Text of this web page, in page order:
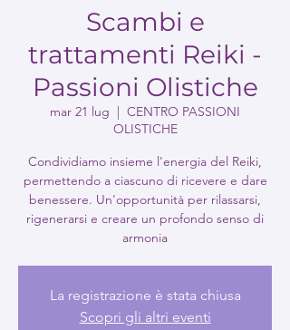
Scambi e
trattamenti Reiki -
Passioni Olistiche
mar 21 lug
  |
CENTRO PASSIONI
OLISTICHE
Condividiamo insieme l'energia del Reiki,
permettendo a ciascuno di ricevere e dare
benessere. Un'opportunità per rilassarsi,
rigenerarsi e creare un profondo senso di
armonia
La registrazione è stata chiusa
Scopri gli altri eventi